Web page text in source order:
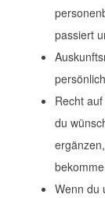
passiert
Recht
du
Wenn du